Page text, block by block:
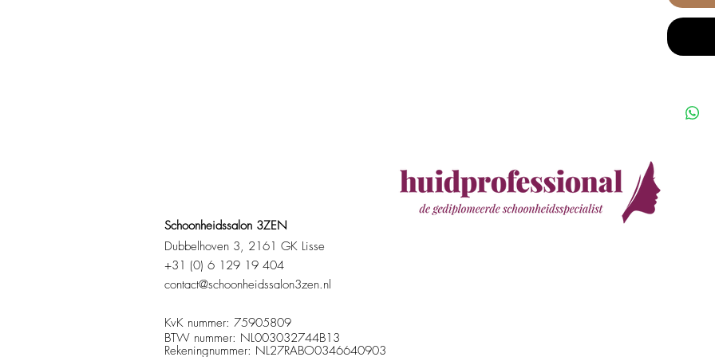
Schoonheidssalon 3ZEN
Dubbelhoven 3, 2161 GK Lisse
+31 (0) 6 129 19 404
contact@schoonheidssalon3zen.nl
KvK nummer: 75905809
BTW nummer: NL003032744B13
Rekeningnummer: NL27RABO0346640903